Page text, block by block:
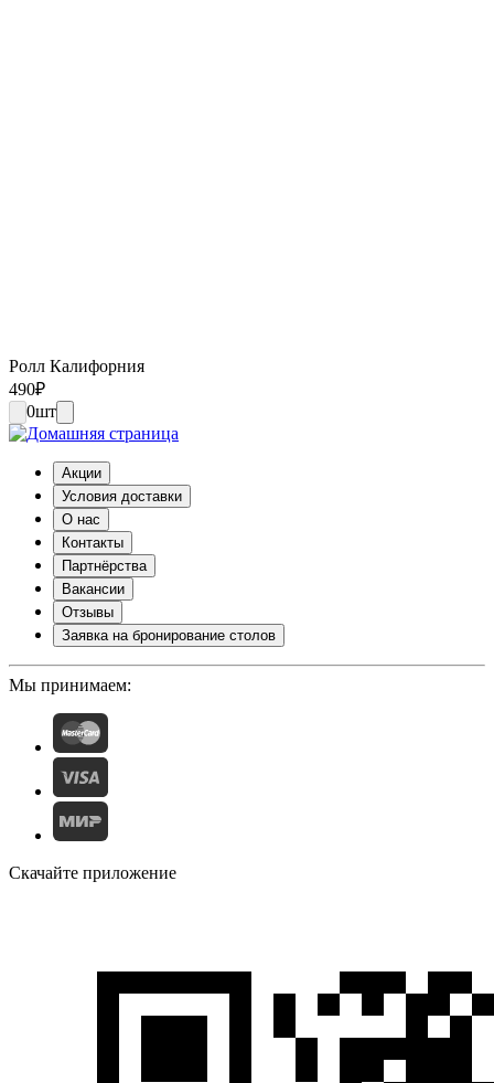
Ролл Калифорния
490₽
0шт
Акции
Условия доставки
О нас
Контакты
Партнёрства
Вакансии
Отзывы
Заявка на бронирование столов
Мы принимаем:
Скачайте приложение